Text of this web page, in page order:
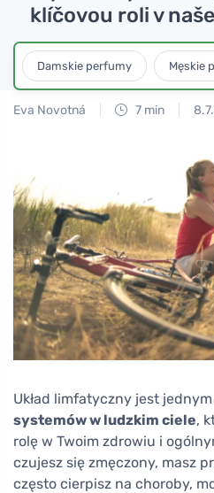
klíčovou roli v
Damskie perfumy Męskie
Eva Novotná 7 min
Układ limfatyczny jest
systemów w ludzkim ciele,
rolę w Twoim zdrowiu i
czujesz się zmęczony, masz
często cierpisz na choroby,